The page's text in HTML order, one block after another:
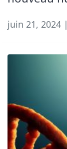
juin 21, 2024